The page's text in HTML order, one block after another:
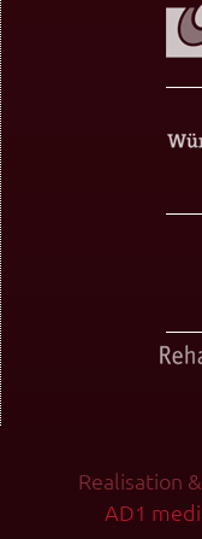
Realisation
AD1